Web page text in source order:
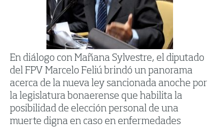
En diálogo con Mañana Sylvestre, el diputado
del FPV Marcelo Feliú brindó un panorama
acerca de la nueva ley sancionada anoche por
la legislatura bonaerense que habilita la
posibilidad de elección personal de una
muerte digna en caso en enfermedades